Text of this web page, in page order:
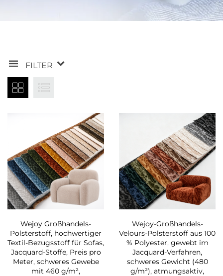
FILTER
Wejoy Großhandels-
Polsterstoff, hochwertiger
Textil-Bezugsstoff für Sofas,
Jacquard-Stoffe, Preis pro
Meter, schweres Gewebe
mit 460 g/m²,
Wejoy-Großhandels-
Velours-Polsterstoff aus 100
% Polyester, gewebt im
Jacquard-Verfahren,
schweres Gewicht (480
g/m²), atmungsaktiv,